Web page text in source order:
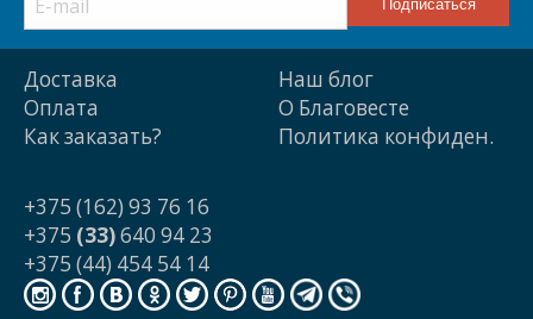
Доставка
Оплата
Как заказать?
Наш блог
О Благовесте
Политика конфиден.
+375 (162) 93 76 16
+375 (33)640 94 23
+375 (44) 454 54 14